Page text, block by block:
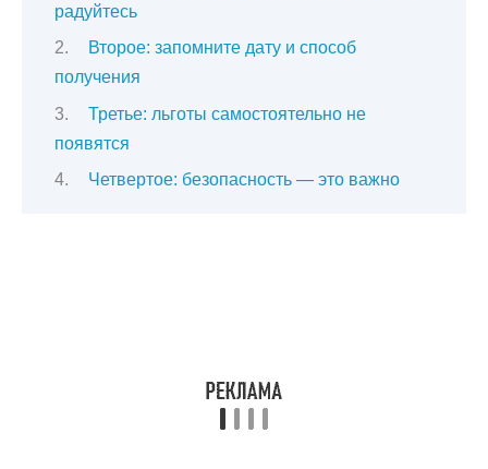
радуйтесь
Второе: запомните дату и способ
получения
Третье: льготы самостоятельно не
появятся
Четвертое: безопасность — это важно